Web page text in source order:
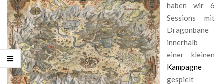
haben wir 6
Sessions mit
Dragonbane
innerhalb
einer kleinen
Kampagne
gespielt